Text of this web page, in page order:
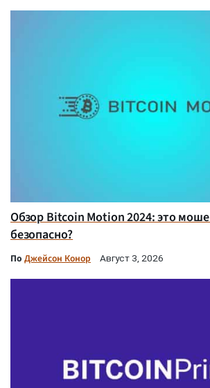
Обзор Bitcoin Motion 2024: это
безопасно?
По Джейсон Конор Август 3, 2026